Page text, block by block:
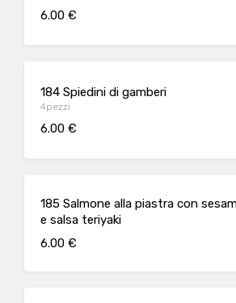
6.00 €
184 Spiedini di gamberi
4pezzi
6.00 €
185 Salmone alla piastra con
e salsa teriyaki
6.00 €